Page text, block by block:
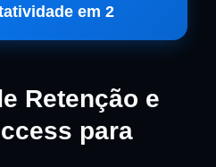
em 2
Retenção e
para